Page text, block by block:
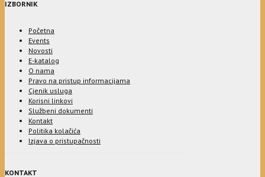
IZBORNIK
Početna
Events
Novosti
E-katalog
O nama
Pravo na pristup informacijama
Cjenik usluga
Korisni linkovi
Službeni dokumenti
Kontakt
Politika kolačića
Izjava o pristupačnosti
KONTAKT